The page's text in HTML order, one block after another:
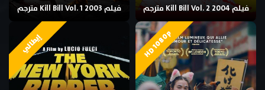
فيلم Kill Bill Vol. 2 2004 مترجم فيلم Kill Bill Vol. 1 2003 مترجم
HD 1080p إيطالي